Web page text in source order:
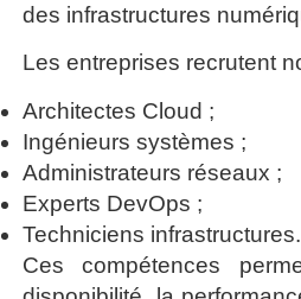
des infrastructures
Les entreprises recrutent
Architectes Cloud ;
Ingénieurs systèmes ;
Administrateurs réseaux ;
Experts DevOps ;
Techniciens infrastructures.
Ces compétences